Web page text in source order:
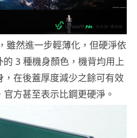
然進一步輕薄化，但硬淨依
3 種機身顏色，機背均用上
，在後蓋厚度減少之餘可有效
方甚至表示比鋼更硬淨。